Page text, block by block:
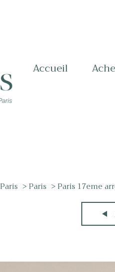
accueil
Paris Paris Paris 17eme